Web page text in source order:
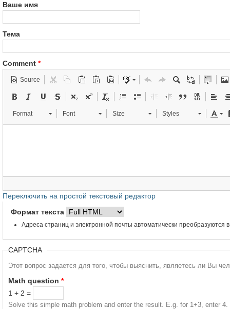
Ваше имя
Тема
Comment *
Source
Format Font Size Styles
Переключить на простой текстовый редактор
Формат текста
Адреса страниц и электронной почты автоматически преобразуются
CAPTCHA
Этот вопрос задается для того, чтобы выяснить, являетесь ли Вы
Math question *
1 + 2 =
Solve this simple math problem and enter the result. E.g. for 1+3, enter 4.